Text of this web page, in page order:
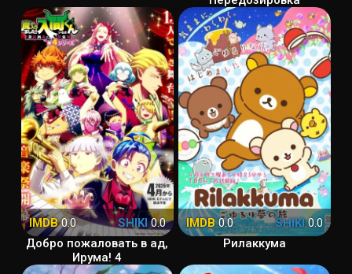
IMDB0.0 SHIKI0.0
Добро пожаловать в ад,
Ирума! 4
IMDB0.0 SHIKI0.0
Рилаккума